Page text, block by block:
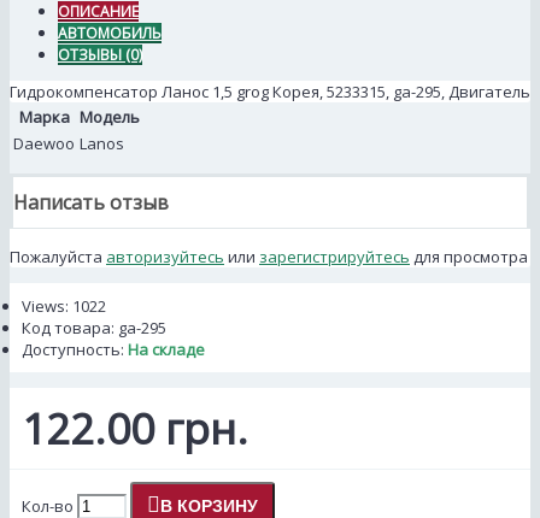
ОПИСАНИЕ
АВТОМОБИЛЬ
ОТЗЫВЫ (0)
Гидрокомпенсатор Ланос 1,5 grog Корея, 5233315, ga-295, Двигатель
Марка Модель
Daewoo Lanos
Написать отзыв
Пожалуйста авторизуйтесь или зарегистрируйтесь для просмотра
Views: 1022
Код товара: ga-295
Доступность: На складе
122.00 грн.
Кол-во В КОРЗИНУ